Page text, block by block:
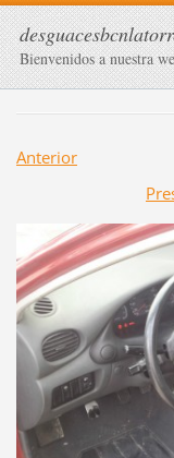
Bienvenidos a nuestra
Anterior